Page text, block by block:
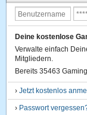
Deine kostenlose
Verwalte einfach
Mitgliedern.
Bereits 35463
›Jetzt kostenlos
› Passwort